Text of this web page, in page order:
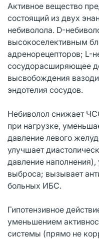
Активное вещество
состоящий из двух
небиволола. D-
высокоселективным
адренорецепторов; L-
сосудорасширяющее
высвобождения
эндотелия сосудов.
Небиволол снижает
при нагрузке,
давление левого
улучшает
давление
выброса; вызывает
больных ИБС.
Гипотензивное
уменьшением
системы (прямо не